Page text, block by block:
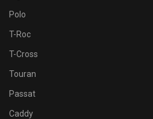
Polo
T-Roc
T-Cross
Touran
Passat
Caddy